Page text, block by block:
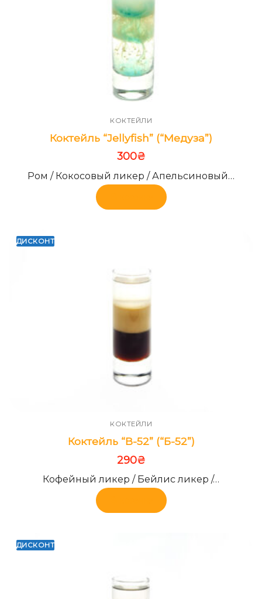
КОКТЕЙЛИ
Коктейль “Jellyfish” (“Медуза”)
300₴
Ром / Кокосовый ликер / Апельсиновый…
ДИСКОНТ
КОКТЕЙЛИ
Коктейль “B-52” (“Б-52”)
290₴
Кофейный ликер / Бейлис ликер /…
ДИСКОНТ